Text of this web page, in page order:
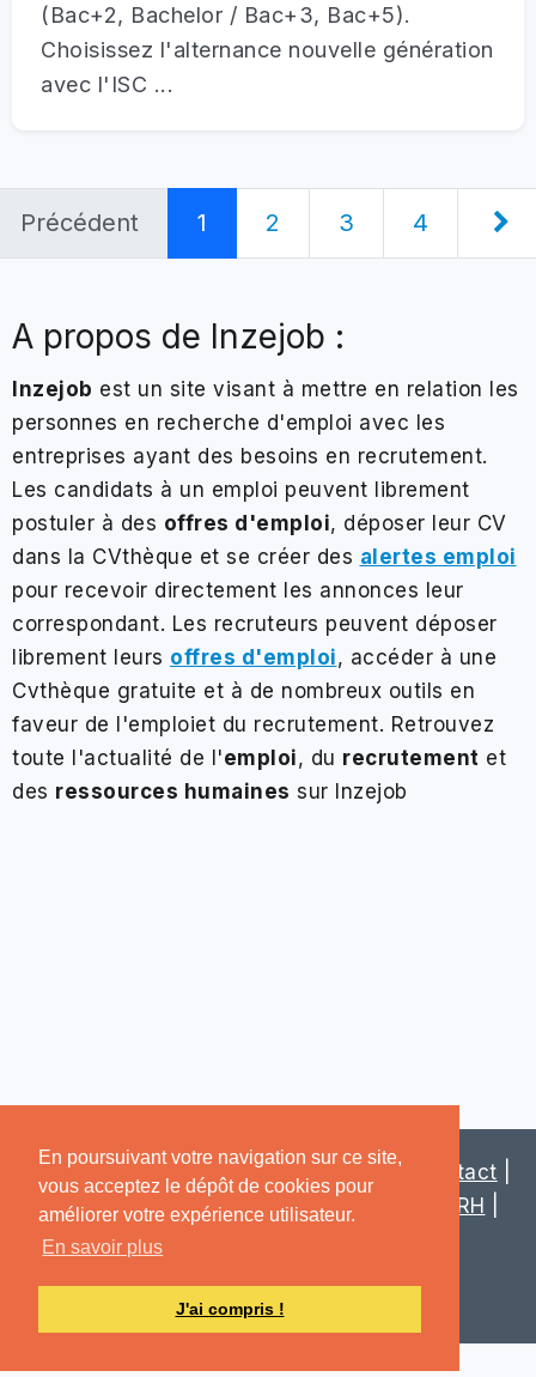
En poursuivant votre navigation sur ce site,
vous acceptez le dépôt de cookies pour
améliorer votre expérience utilisateur.
En savoir plus
J'ai compris !
(Bac+2, Bachelor / Bac+3, Bac+5).
Choisissez l'alternance nouvelle génération
avec l'ISC ...
Précédent 1 2 3 4
A propos de Inzejob :
Inzejob est un site visant à mettre en relation les
personnes en recherche d'emploi avec les
entreprises ayant des besoins en recrutement.
Les candidats à un emploi peuvent librement
postuler à des offres d'emploi, déposer leur CV
dans la CVthèque et se créer des alertes emploi
pour recevoir directement les annonces leur
correspondant. Les recruteurs peuvent déposer
librement leurs offres d'emploi, accéder à une
Cvthèque gratuite et à de nombreux outils en
faveur de l'emploiet du recrutement. Retrouvez
toute l'actualité de l'emploi, du recrutement et
des ressources humaines sur Inzejob
2026 © Inzejob Tous droits réservés | Contact
Mentions légales|Actualités| Assistant RH
Solutions digitales